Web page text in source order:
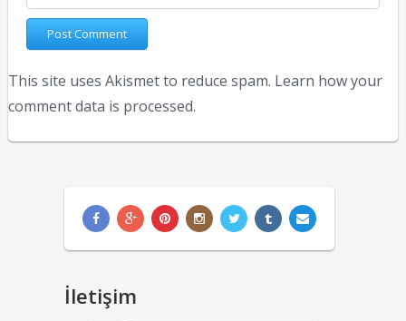
This site uses Akismet to reduce spam. Learn how your
comment data is processed.
İletişim